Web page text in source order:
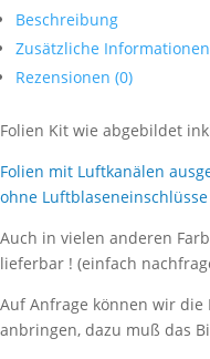
Beschreibung
Zusätzliche Informationen
Rezensionen (0)
Folien Kit wie abgebildet
Folien mit Luftkanälen
ohne Luftblaseneinschlüsse
Auch in vielen anderen
lieferbar ! (einfach
Auf Anfrage können wir die
anbringen, dazu muß das